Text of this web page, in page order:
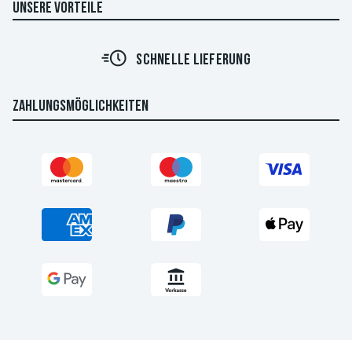
UNSERE VORTEILE
SCHNELLE LIEFERUNG
ZAHLUNGSMÖGLICHKEITEN